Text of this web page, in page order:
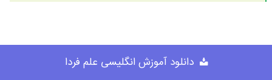
دانلود آموزش انگلیسی علم فردا